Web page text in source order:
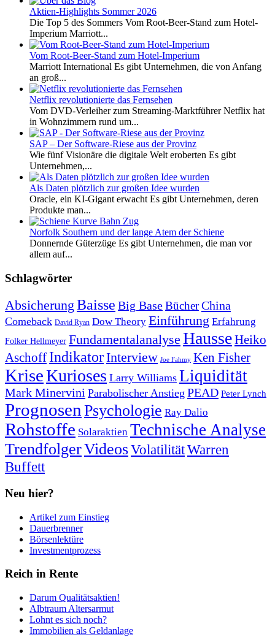
Aktien-Highlights Sommer 2026
Die Top 5 des Sommers Vom Root-Beer-Stand zum Hotel-
Imperium Marriott...
Vom Root-Beer-Stand zum Hotel-Imperium
Marriott International Es gibt Unternehmen, die von Anfang
an groß...
Netflix revolutionierte das Fernsehen
Vom DVD-Verleiher zum Streaming-Marktführer Netflix hat
in Wohnzimmern rund um...
SAP – Der Software-Riese aus der Provinz
Wie fünf Visionäre die digitale Welt eroberten Es gibt
Unternehmen,...
Als Daten plötzlich zur großen Idee wurden
Oracle, ein KI-Gigant erwacht Es gibt Unternehmen, deren
Produkte man...
Norfolk Southern und der lange Atem der Schiene
Donnernde Güterzüge Es gibt Unternehmen, die man vor
allem auf...
Schlagwörter
Absicherung Baisse Big BaseBücherChina
Comeback David Ryan Dow Theory Einführung Erfahrung
Folker Hellmeyer Fundamentalanalyse HausseHeiko
Aschoff IndikatorInterview Joe Fahmy Ken Fisher
KriseKurioses Larry Williams Liquidität
Mark Minervini Parabolischer Anstieg PEAD Peter Lynch
Prognosen Psychologie Ray Dalio
Rohstoffe Solaraktien Technische Analyse
TrendfolgerVideosVolatilitätWarren
Buffett
Neu hier?
Artikel zum Einstieg
Dauerbrenner
Börsenlektüre
Investmentprozess
Reich in Rente
Darum Qualitätsaktien!
Albtraum Altersarmut
Lohnt es sich noch?
Immobilien als Geldanlage